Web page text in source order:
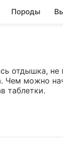
Породы
отдышка, не
можно
таблетки.